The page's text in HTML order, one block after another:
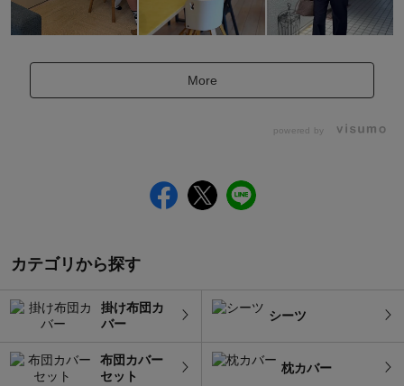
More
powered by
カテゴリから探す
掛け布団カ
バー
シーツ
布団カバー
セット
枕カバー